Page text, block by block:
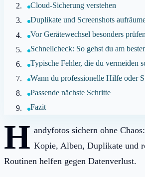
Cloud-Sicherung verstehen
Duplikate und Screenshots
Vor Gerätewechsel besonders prüfen
Schnellcheck: So gehst du am
Typische Fehler, die du vermeiden
Wann du professionelle Hilfe oder
Passende nächste Schritte
Fazit
H andyfotos sichern ohne
Kopie, Alben, Duplikate und
Routinen helfen gegen Datenverlust.